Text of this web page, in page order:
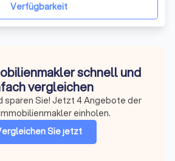
Verfügbarkeit
schnell und
vergleichen
sparen Sie! Jetzt 4 Angebote der
einholen.
Sie jetzt